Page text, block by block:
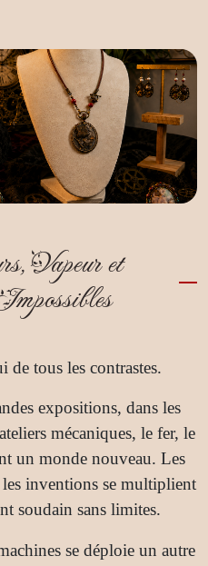
Vapeur et
de tous les contrastes.
expositions, dans les
mécaniques, le fer, le
un monde nouveau. Les
les inventions se multiplient
soudain sans limites.
se déploie un autre